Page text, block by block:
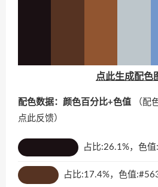
点此生成配色
配色数据：颜色百分比+色值 （配
点此反馈）
占比:26.1%，色
占比:17.4%，色值